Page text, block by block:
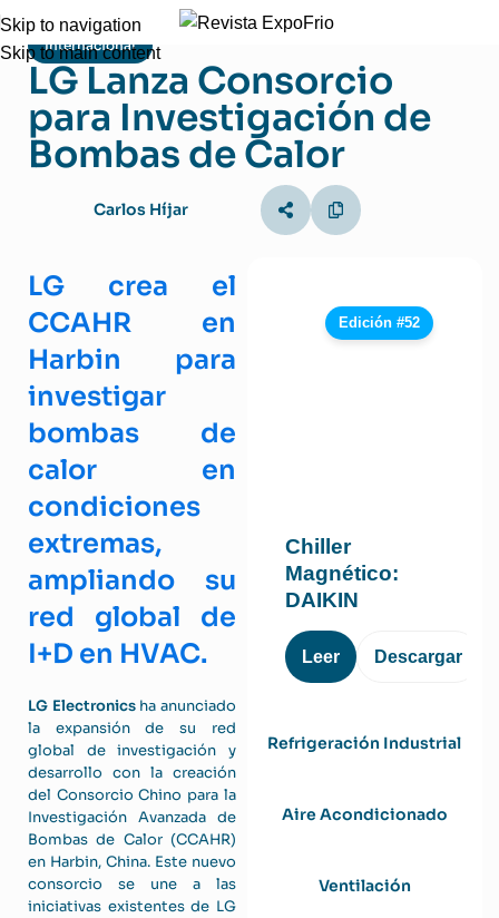
Skip to navigation
Skip to main content
Internacional
LG Lanza Consorcio
para Investigación de
Bombas de Calor
Carlos Híjar
LG crea el
CCAHR en
Harbin para
investigar
bombas de
calor en
condiciones
extremas,
ampliando su
red global de
I+D en HVAC.
LG Electronicsha anunciado
la expansión de su red
global de investigación y
desarrollo con la creación
del Consorcio Chino para la
Investigación Avanzada de
Bombas de Calor (CCAHR)
en Harbin, China. Este nuevo
consorcio se une a las
iniciativas existentes de LG
Edición #52
Chiller
Magnético:
DAIKIN
Leer Descargar
Refrigeración Industrial
Aire Acondicionado
Ventilación